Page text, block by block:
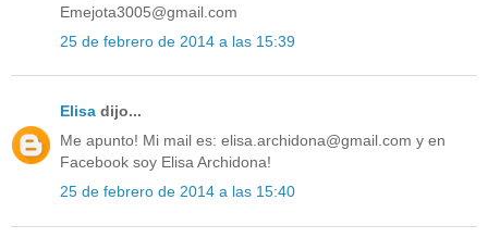
Emejota3005@gmail.com
25 de febrero de 2014 a las 15:39
Elisa dijo...
Me apunto! Mi mail es: elisa.archidona@gmail.com y en
Facebook soy Elisa Archidona!
25 de febrero de 2014 a las 15:40